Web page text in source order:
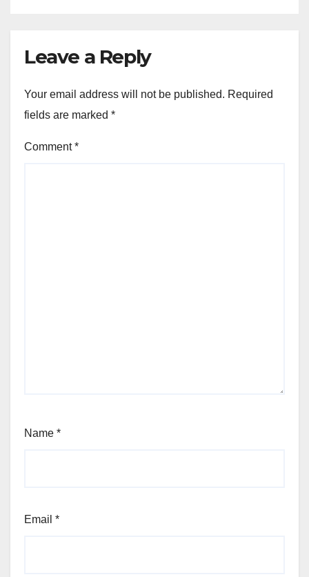
Leave a Reply
Your email address will not be published. Required
fields are marked *
Comment*
Name *
Email *